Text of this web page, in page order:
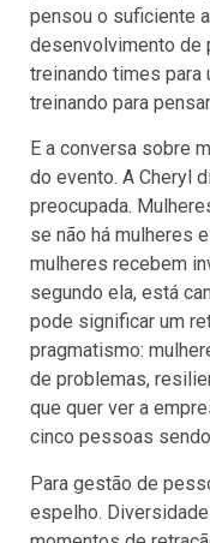
pensou o suficiente
desenvolvimento de
treinando times para
treinando para
E a conversa sobre
do evento. A Cheryl
preocupada.
se não há mulheres
mulheres recebem
segundo ela, está
pode significar um
pragmatismo:
de problemas,
que quer ver a
cinco pessoas
Para gestão de
espelho.